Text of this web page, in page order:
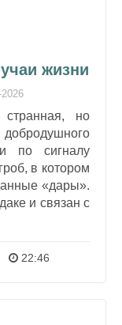
жизни
но
по сигналу
в котором
«дары».
и связан с
22:46